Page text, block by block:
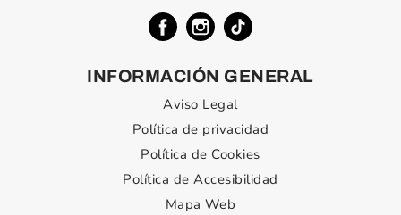
INFORMACIÓN GENERAL
Aviso Legal
Política de privacidad
Política de Cookies
Política de Accesibilidad
Mapa Web